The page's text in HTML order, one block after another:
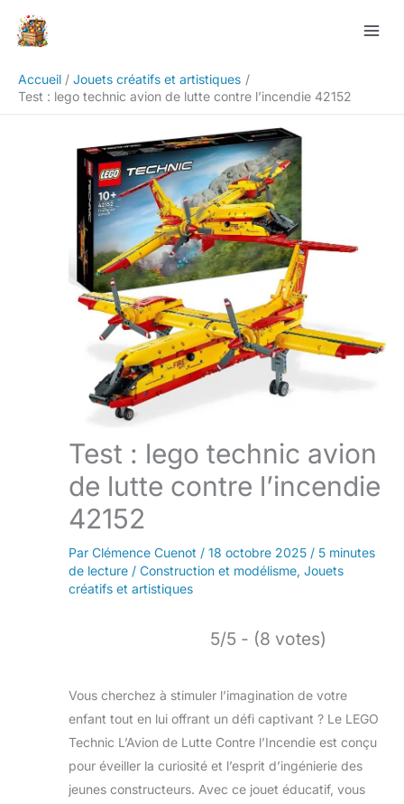
Accueil
Jouets créatifs et artistiques
Test : lego technic avion de lutte contre l’incendie 42152
Test : lego technic avion
de lutte contre l’incendie
42152
Par Clémence Cuenot / 18 octobre 2025 / 5 minutes
de lecture / Construction et modélisme, Jouets
créatifs et artistiques
5/5 - (8 votes)
Vous cherchez à stimuler l’imagination de votre
enfant tout en lui offrant un défi captivant ? Le LEGO
Technic L’Avion de Lutte Contre l’Incendie est conçu
pour éveiller la curiosité et l’esprit d’ingénierie des
jeunes constructeurs. Avec ce jouet éducatif, vous
Rechercher